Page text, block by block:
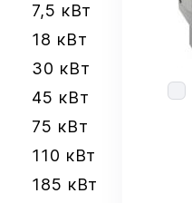
7,5 кВт
18 кВт
30 кВт
45 кВт
75 кВт
110 кВт
185 кВт